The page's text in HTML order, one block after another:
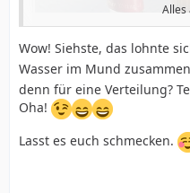
Alles
Wow! Siehste, das lohnte
Wasser im Mund
denn für eine Verteilung?
Oha!
Lasst es euch schmecken.